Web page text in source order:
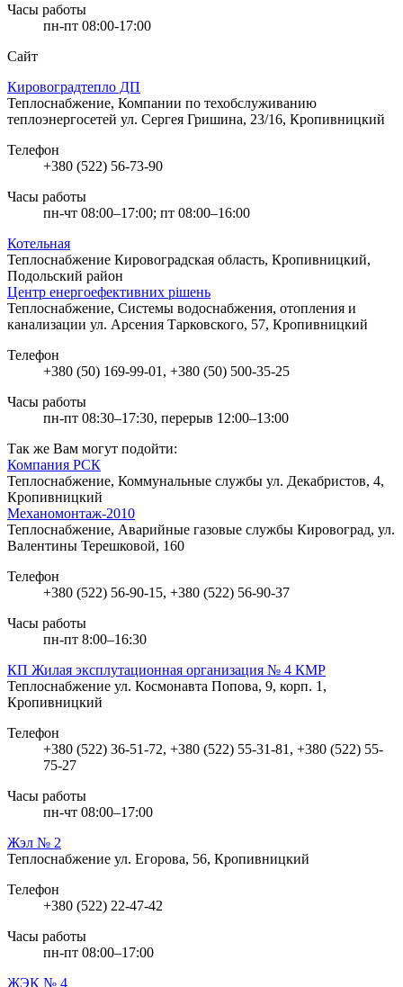
Часы работы
пн-пт 08:00-17:00
Сайт
Кировоградтепло ДП
Теплоснабжение, Компании по техобслуживанию
теплоэнергосетей ул. Сергея Гришина, 23/16, Кропивницкий
Телефон
+380 (522) 56-73-90
Часы работы
пн-чт 08:00–17:00; пт 08:00–16:00
Котельная
Теплоснабжение Кировоградская область, Кропивницкий,
Подольский район
Центр енергоефективних рішень
Теплоснабжение, Системы водоснабжения, отопления и
канализации ул. Арсения Тарковского, 57, Кропивницкий
Телефон
+380 (50) 169-99-01, +380 (50) 500-35-25
Часы работы
пн-пт 08:30–17:30, перерыв 12:00–13:00
Так же Вам могут подойти:
Компания РСК
Теплоснабжение, Коммунальные службы ул. Декабристов, 4,
Кропивницкий
Механомонтаж-2010
Теплоснабжение, Аварийные газовые службы Кировоград, ул.
Валентины Терешковой, 160
Телефон
+380 (522) 56-90-15, +380 (522) 56-90-37
Часы работы
пн-пт 8:00–16:30
КП Жилая эксплутационная организация № 4 КМР
Теплоснабжение ул. Космонавта Попова, 9, корп. 1,
Кропивницкий
Телефон
+380 (522) 36-51-72, +380 (522) 55-31-81, +380 (522) 55-
75-27
Часы работы
пн-чт 08:00–17:00
Жэл № 2
Теплоснабжение ул. Егорова, 56, Кропивницкий
Телефон
+380 (522) 22-47-42
Часы работы
пн-пт 08:00–17:00
ЖЭК № 4